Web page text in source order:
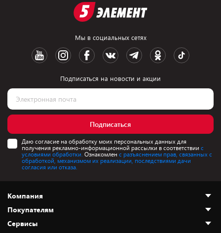
Мы в социальных сетях
Подписаться на новости и акции
Подписаться
Даю согласие на обработку моих персональных данных для
получения рекламно-информационной рассылки в соответствии с
условиями обработки. Ознакомлен с разъяснением прав, связанных с
обработкой, механизмом их реализации, последствиями дачи
согласия или отказа.
Компания
О нас
Адреса магазинов
Покупателям
Как сделать заказ
Сервисы